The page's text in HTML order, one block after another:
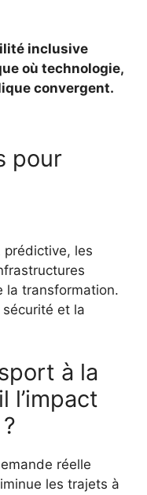
inclusive
où technologie,
convergent.
pour
prédictive, les
transformation.
et la
à la
l’impact
réelle
les trajets à